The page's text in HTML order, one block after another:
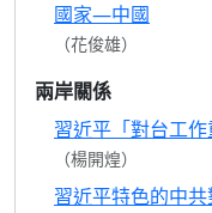
國家—中國
（花俊雄）
兩岸關係
習近平「對台工
（楊開煌）
習近平特色的中